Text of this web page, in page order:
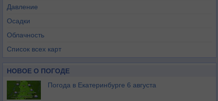
Давление
Осадки
Облачность
Список всех карт
НОВОЕ О ПОГОДЕ
Погода в Екатеринбурге 6 августа